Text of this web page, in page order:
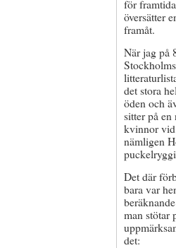
för
översätter
framåt.
När jag på
det stora
öden och
sitter på
kvinnor
nämligen
Det där
bara var
man stötar
det: